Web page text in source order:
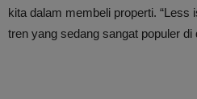
kita dalam membeli properti. “Less
tren yang sedang sangat populer di